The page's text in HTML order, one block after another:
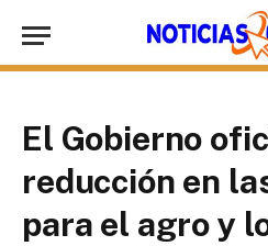
El Gobierno
reducción en
para el agro y